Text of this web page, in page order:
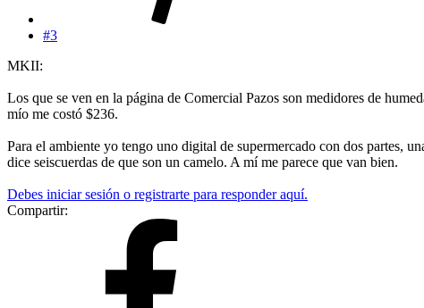
#3
MKII:
Los que se ven en la página de Comercial Pazos son medidores de
mío me costó $236.
Para el ambiente yo tengo uno digital de supermercado con dos partes,
dice seiscuerdas de que son un camelo. A mí me parece que van bien.
Debes iniciar sesión o registrarte para responder aquí.
Compartir: